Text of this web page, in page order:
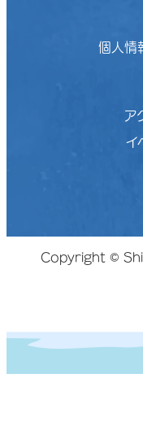
個人情
ア
イ
Copyright ©